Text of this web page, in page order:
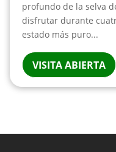
profundo de la selva
disfrutar durante
estado más puro...
VISITA ABIERTA